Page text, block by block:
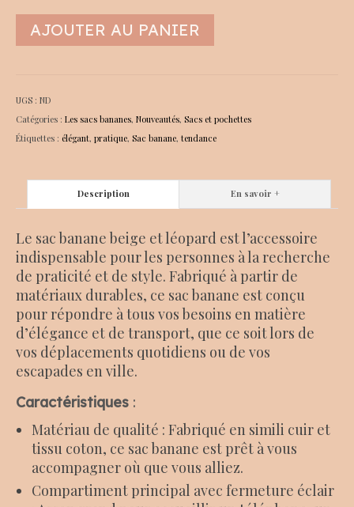
AJOUTER AU PANIER
UGS : ND
Catégories : Les sacs bananes, Nouveautés, Sacs et pochettes
Étiquettes : élégant, pratique, Sac banane, tendance
Description En savoir +
Le sac banane beige et léopard est l’accessoire
indispensable pour les personnes à la recherche
de praticité et de style. Fabriqué à partir de
matériaux durables, ce sac banane est conçu
pour répondre à tous vos besoins en matière
d’élégance et de transport, que ce soit lors de
vos déplacements quotidiens ou de vos
escapades en ville.
Caractéristiques :
Matériau de qualité : Fabriqué en simili cuir et
tissu coton, ce sac banane est prêt à vous
accompagner où que vous alliez.
Compartiment principal avec fermeture éclair